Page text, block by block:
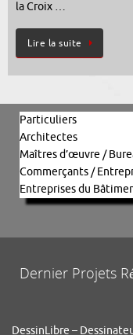
la Croix …
Lire la suite
Particuliers
Architectes
Maîtres d’œuvre /
Commerçants /
Entreprises du
Dernier Projets
DessinLibre –